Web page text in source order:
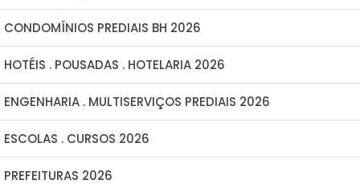
CONDOMÍNIOS PREDIAIS BH 2026
HOTÉIS . POUSADAS . HOTELARIA 2026
ENGENHARIA . MULTISERVIÇOS PREDIAIS 2026
ESCOLAS . CURSOS 2026
PREFEITURAS 2026